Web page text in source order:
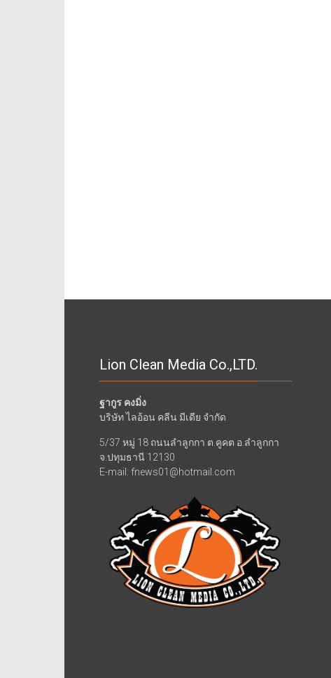
Lion Clean Media Co.,LTD.
ฐากูร คงมิ่ง
บริษัท ไลอ้อน คลีน มีเดีย จำกัด
5/37 หมู่ 18 ถนนลำลูกกา ต.คูคต อ.ลำลูกกา
จ.ปทุมธานี 12130
E-mail: fnews01@hotmail.com